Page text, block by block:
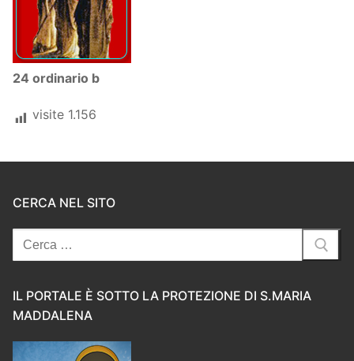
24 ordinario b
visite 1.156
CERCA NEL SITO
Cerca:
IL PORTALE È SOTTO LA PROTEZIONE DI S.MARIA
MADDALENA